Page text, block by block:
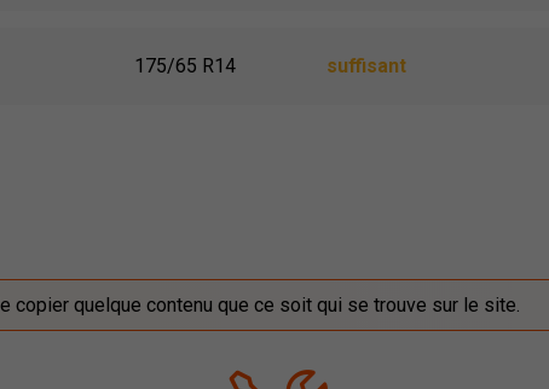
175/65 R14 suffisant
copier quelque contenu que ce soit qui se trouve sur le site.